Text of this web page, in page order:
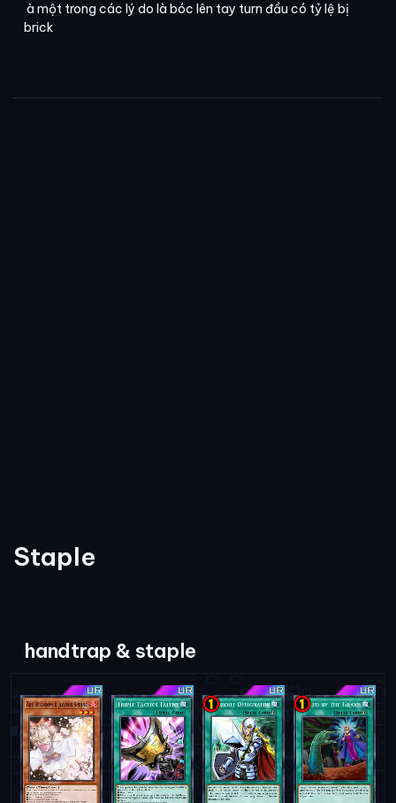
à một trong các lý do là bóc lên tay turn đầu có tỷ lệ bị
Staple
handtrap & staple